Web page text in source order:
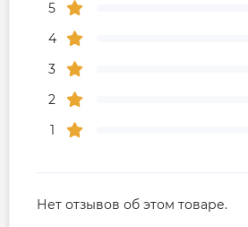
5
4
3
2
1
Нет отзывов об этом товаре.